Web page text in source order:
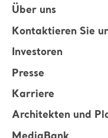
Über uns
Kontaktieren Sie
Investoren
Presse
Karriere
Architekten und